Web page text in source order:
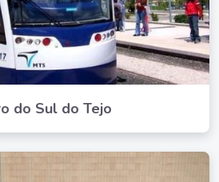
do Sul do Tejo